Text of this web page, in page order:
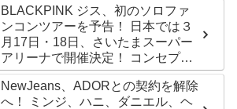
BLACKPINK ジス、初のソロファ
ンコンツアーを予告！ 日本では３
月17日・18日、さいたまスーパー
アリーナで開催決定！ コンセプト
は“愛のカケラ”！？ 14日には新ア
ルバム『AMORTAGE』もリリース
NewJeans、ADORとの契約を解除
へ！ ミンジ、ハニ、ダニエル、ヘ